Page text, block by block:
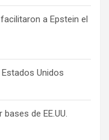
a Epstein el
Unidos
de EE.UU.